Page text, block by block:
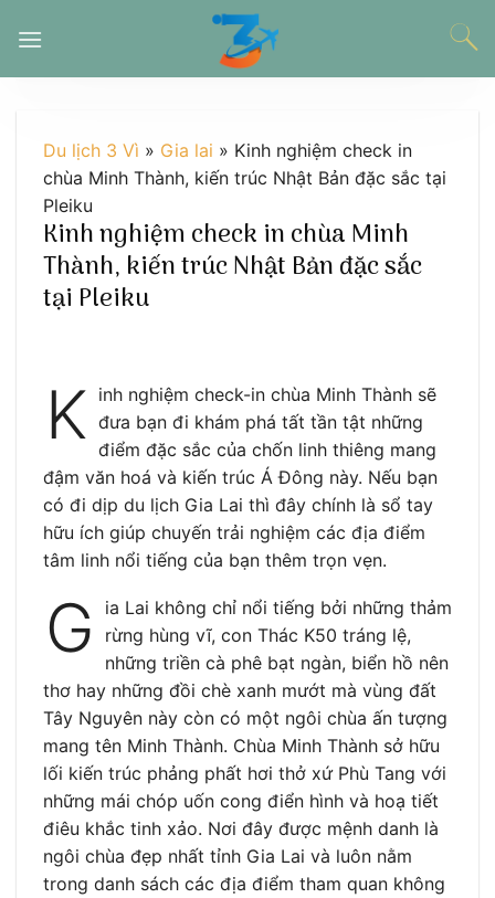
đến
Du lịch 3 Vì » Gia lai » Kinh nghiệm check in
chùa Minh Thành, kiến trúc Nhật Bản đặc sắc tại
Pleiku
Kinh nghiệm check in chùa Minh
Thành, kiến trúc Nhật Bản đặc sắc
tại Pleiku
K inh nghiệm check-in chùa Minh Thành sẽ
đưa bạn đi khám phá tất tần tật những
điểm đặc sắc của chốn linh thiêng mang
đậm văn hoá và kiến trúc Á Đông này. Nếu bạn
có đi dịp du lịch Gia Lai thì đây chính là sổ tay
hữu ích giúp chuyến trải nghiệm các địa điểm
tâm linh nổi tiếng của bạn thêm trọn vẹn.
G
ia Lai không chỉ nổi tiếng bởi những thảm
rừng hùng vĩ, con Thác K50 tráng lệ,
những triền cà phê bạt ngàn, biển hồ nên
thơ hay những đồi chè xanh mướt mà vùng đất
Tây Nguyên này còn có một ngôi chùa ấn tượng
mang tên Minh Thành. Chùa Minh Thành sở hữu
lối kiến trúc phảng phất hơi thở xứ Phù Tang với
những mái chóp uốn cong điển hình và hoạ tiết
điêu khắc tinh xảo. Nơi đây được mệnh danh là
ngôi chùa đẹp nhất tỉnh Gia Lai và luôn nằm
trong danh sách các địa điểm tham quan không